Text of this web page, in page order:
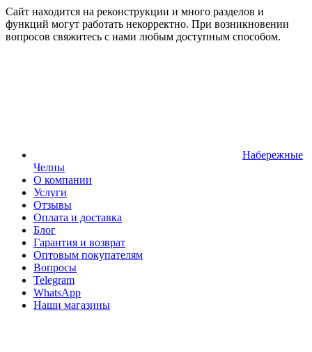
Сайт находится на реконструкции и много разделов и
функций могут работать некорректно. При возникновении
вопросов свяжитесь с нами любым доступным способом.
Набережные
Челны
О компании
Услуги
Отзывы
Оплата и доставка
Блог
Гарантия и возврат
Оптовым покупателям
Вопросы
Telegram
WhatsApp
Наши магазины